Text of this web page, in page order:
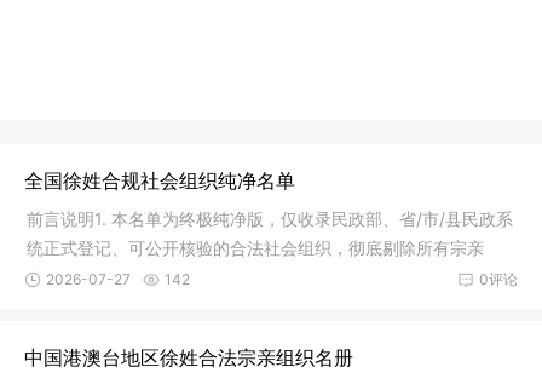
全国徐姓合规社会组织纯净名单
前言说明1. 本名单为终极纯净版，仅收录民政部、省/市/县民政系
统正式登记、可公开核验的合法社会组织，彻底剔除所有宗亲
会、联谊会、无登记山寨机构、违规分支；2. 所有录入组织均可
两类合法主体：独
0评论
2026-07-27 142
中国港澳台地区徐姓合法宗亲组织名册